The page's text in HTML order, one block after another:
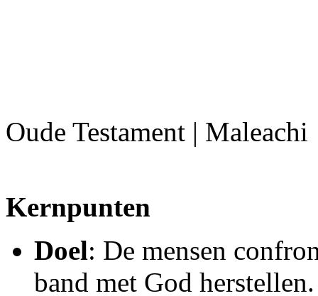
Oude Testament | Maleachi
Kernpunten
Doel: De mensen
band met God herstellen.